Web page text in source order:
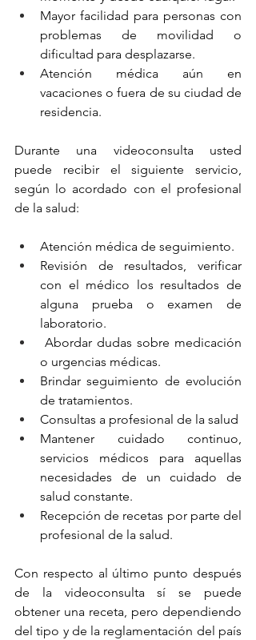
Mayor facilidad para personas con
problemas de movilidad o
dificultad para desplazarse.
Atención médica aún en
vacaciones o fuera de su ciudad de
residencia.
Durante una videoconsulta usted
puede recibir el siguiente servicio,
según lo acordado con el profesional
de la salud:
Atención médica de seguimiento.
Revisión de resultados, verificar
con el médico los resultados de
alguna prueba o examen de
laboratorio.
o urgencias médicas.
Brindar seguimiento de evolución
de tratamientos.
Consultas a profesional de la salud
Mantener cuidado continuo,
servicios médicos para aquellas
necesidades de un cuidado de
salud constante.
Recepción de recetas por parte del
profesional de la salud.
Con respecto al último punto después
de la videoconsulta sí se puede
obtener una receta, pero dependiendo
del tipo y de la reglamentación del país